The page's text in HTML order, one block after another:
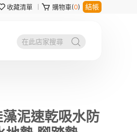
收藏清單 購物車(0) 結帳
泥速乾吸水防